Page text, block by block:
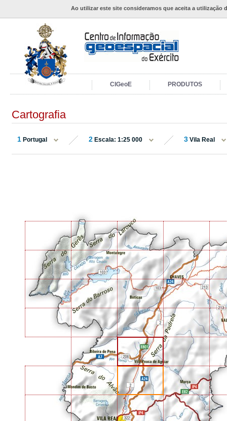
Ao utilizar este site consideramos que aceita a utilização
CIGeoE PRODUTOS
Cartografia
1 Portugal 2 Escala: 1:25 000 3 Vila Real